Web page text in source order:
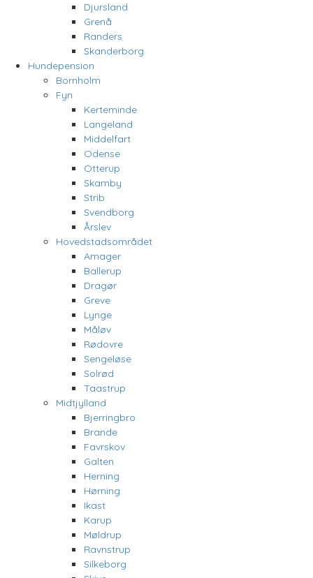
Djursland
Grenå
Randers
Skanderborg
Hundepension
Bornholm
Fyn
Kerteminde
Langeland
Middelfart
Odense
Otterup
Skamby
Strib
Svendborg
Årslev
Hovedstadsområdet
Amager
Ballerup
Dragør
Greve
Lynge
Måløv
Rødovre
Sengeløse
Solrød
Taastrup
Midtjylland
Bjerringbro
Brande
Favrskov
Galten
Herning
Hørning
Ikast
Karup
Møldrup
Ravnstrup
Silkeborg